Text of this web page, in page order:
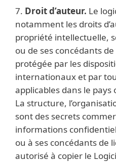
7. Droit d’auteur. Le
notamment les droits
propriété intellectuelle,
ou de ses concédants de
protégée par les
internationaux et par
applicables dans le pays
La structure,
sont des secrets
informations
ou à ses concédants de
autorisé à copier le